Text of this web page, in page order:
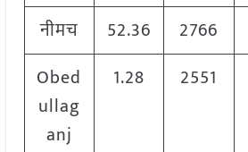
नीमच
52.36 2766
Obed
ullag
anj
1.28 2551